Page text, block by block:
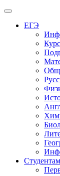
Меню
ЕГЭ
Студентам